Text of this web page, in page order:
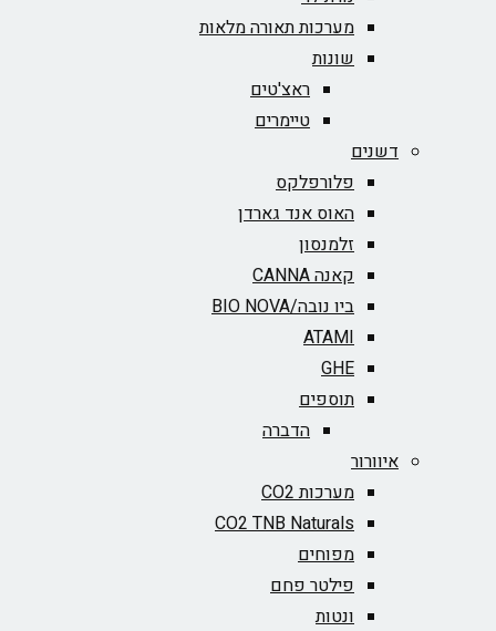
מערכות תאורה מלאות
שונות
ראצ'טים
טיימרים
דשנים
פלורפלקס
האוס אנד גארדן
זלמנסון
קאנה CANNA
ביו נובה/BIO NOVA‏
ATAMI
GHE
תוספים
הדברה
איוורור
מערכות CO2
CO2 TNB Naturals
מפוחים
פילטר פחם
ונטות